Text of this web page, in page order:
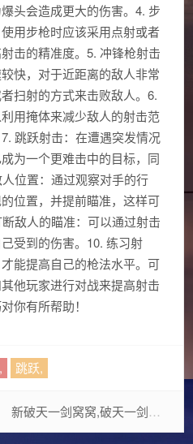
头会造成更大的伤害。4. 步
用步枪时应该采用点射或者
击的精准度。5. 冲锋枪射击
快，对于近距离的敌人非常
扫射的方式来击败敌人。6.
用掩体来减少敌人的射击范
跳跃射击：在遭遇突发情况
为一个更难击中的目标，同
位置：通过观察对手的行
位置，并提前瞄准，这样可
敌人的瞄准：可以通过射击
受到的伤害。10. 练习射
能提高自己的枪法水平。可
他玩家进行对战来提高射击
你有所帮助！
跳跃,
新破天一剑窝窝,破天一剑任务流程?